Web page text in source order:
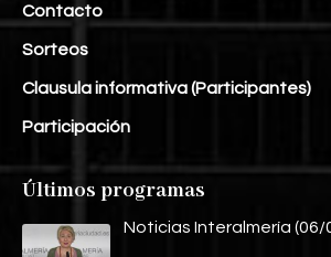
Contacto
Sorteos
Clausula informativa (Participantes)
Participación
Últimos programas
Noticias Interalmería (06/